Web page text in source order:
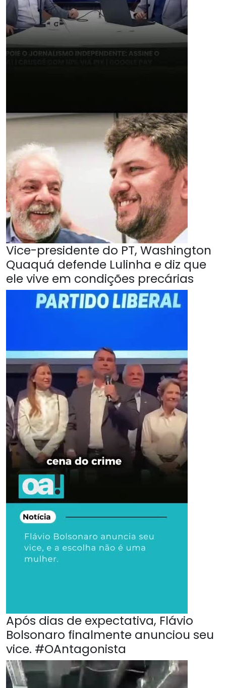
Vice-presidente do PT, Washington
Quaquá defende Lulinha e diz que
ele vive em condições precárias
Após dias de expectativa, Flávio
Bolsonaro finalmente anunciou seu
vice. #OAntagonista